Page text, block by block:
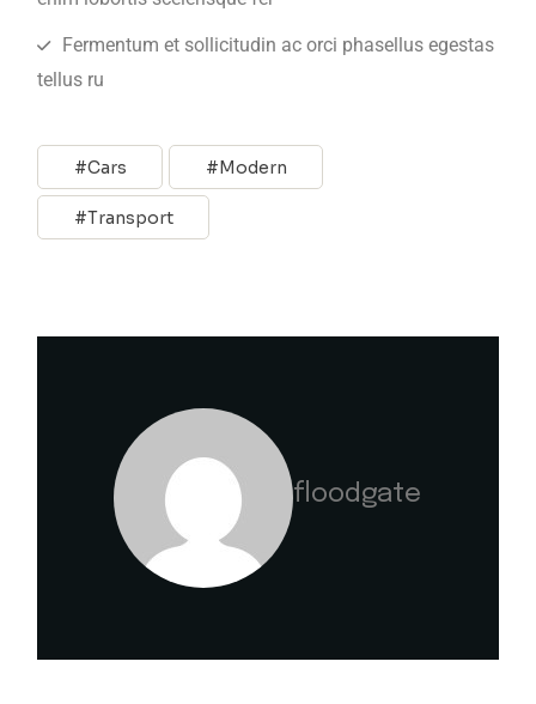
Fermentum et sollicitudin ac orci phasellus egestas
tellus ru
Cars Modern
Transport
floodgate